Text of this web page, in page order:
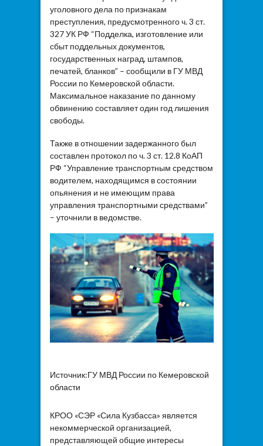
уголовного дела по признакам
преступления, предусмотренного ч. 3 ст.
327 УК РФ “Подделка, изготовление или
сбыт поддельных документов,
государственных наград, штампов,
печатей, бланков” – сообщили в ГУ МВД
России по Кемеровской области.
Максимальное наказание по данному
обвинению составляет один год лишения
свободы.
Также в отношении задержанного был
составлен протокол по ч. 3 ст. 12.8 КоАП
РФ “Управление транспортным средством
водителем, находящимся в состоянии
опьянения и не имеющим права
управления транспортными средствами”
– уточнили в ведомстве.
Источник:ГУ МВД России по Кемеровской
области
КРОО «СЭР «Сила Кузбасса» является
некоммерческой организацией,
представляющей общие интересы